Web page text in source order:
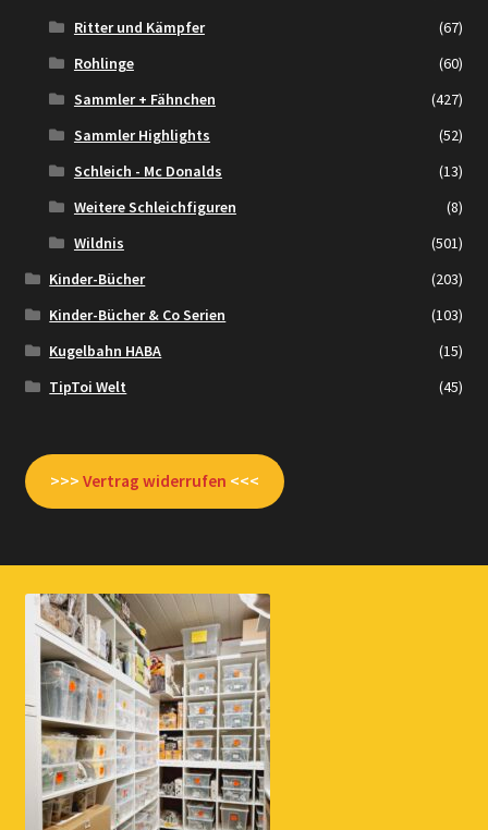
Ritter und Kämpfer
(67)
Rohlinge
(60)
Sammler + Fähnchen
(427)
Sammler Highlights
(52)
Schleich - Mc Donalds
(13)
Weitere Schleichfiguren
(8)
Wildnis
(501)
Kinder-Bücher
(203)
Kinder-Bücher & Co Serien
(103)
Kugelbahn HABA
(15)
TipToi Welt
(45)
>>> Vertrag widerrufen <<<